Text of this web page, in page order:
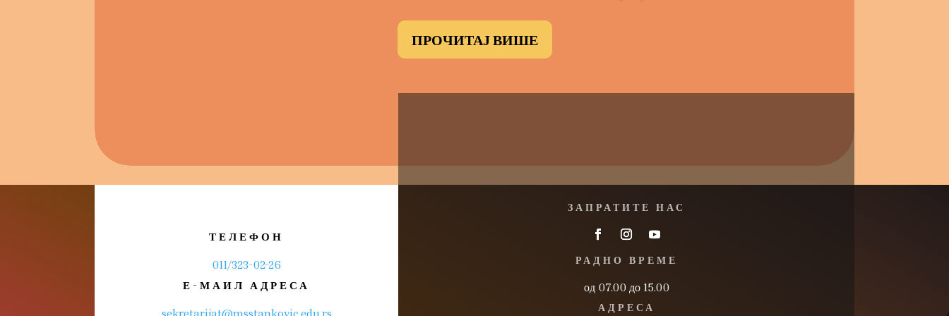
ПРОЧИТАЈ ВИШЕ
ТЕЛЕФОН
011/323-02-26
Е-МАИЛ АДРЕСА
sekretarijat@msstankovic.edu.rs
ЗАПРАТИТЕ НАС
РАДНО ВРЕМЕ
од 07.00 до 15.00
АДРЕСА